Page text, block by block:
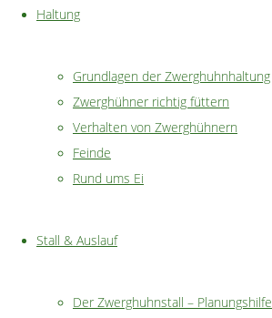
Haltung
Grundlagen der Zwerghuhnhaltung
Zwerghühner richtig füttern
Verhalten von Zwerghühnern
Feinde
Rund ums Ei
Stall & Auslauf
Der Zwerghuhnstall – Planungshilfe
Parasiten
rote
Vogelmilbe
Kalkbeinmilbe
Federlinge